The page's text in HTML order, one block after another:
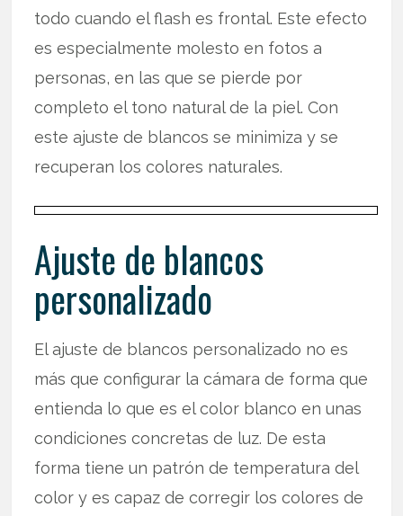
todo cuando el flash es frontal. Este efecto
es especialmente molesto en fotos a
personas, en las que se pierde por
completo el tono natural de la piel. Con
este ajuste de blancos se minimiza y se
recuperan los colores naturales.
Ajuste de blancos
personalizado
El ajuste de blancos personalizado no es
más que configurar la cámara de forma que
entienda lo que es el color blanco en unas
condiciones concretas de luz. De esta
forma tiene un patrón de temperatura del
color y es capaz de corregir los colores de